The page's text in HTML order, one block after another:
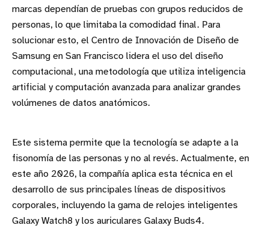
marcas dependían de pruebas con grupos reducidos de
personas, lo que limitaba la comodidad final. Para
solucionar esto, el Centro de Innovación de Diseño de
Samsung en San Francisco lidera el uso del diseño
computacional, una metodología que utiliza inteligencia
artificial y computación avanzada para analizar grandes
volúmenes de datos anatómicos.
Este sistema permite que la tecnología se adapte a la
fisonomía de las personas y no al revés. Actualmente, en
este año 2026, la compañía aplica esta técnica en el
desarrollo de sus principales líneas de dispositivos
corporales, incluyendo la gama de relojes inteligentes
Galaxy Watch8 y los auriculares Galaxy Buds4.